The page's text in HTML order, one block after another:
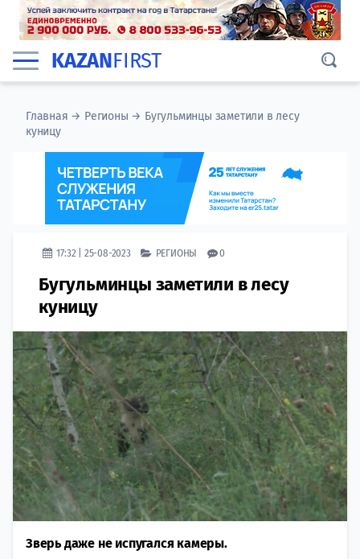
KAZANFIRST
Главная → Регионы → Бугульминцы заметили в лесу
куницу
17:32 | 25-08-2023 РЕГИОНЫ 0
Бугульминцы заметили в лесу
куницу
Зверь даже не испугался камеры.